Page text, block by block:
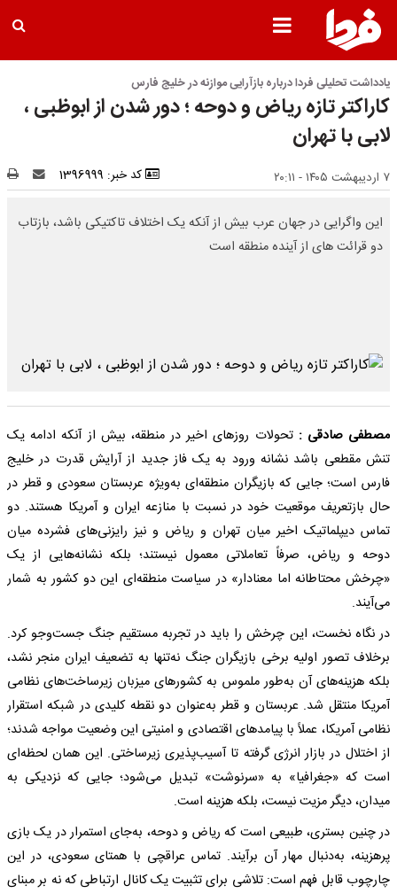
یادداشت تحلیلی فردا درباره بازآرایی موازنه در خلیج فارس
کاراکتر تازه ریاض و دوحه ؛ دور شدن از ابوظبی ،
لابی با تهران
۷ اردیبهشت ۱۴۰۵ - ۲۰:۱۱ کد خبر: 1396999
این واگرایی در جهان عرب بیش از آنکه یک اختلاف تاکتیکی باشد، بازتاب
دو قرائت های از آینده منطقه است
مصطفی صادقی :تحولات روزهای اخیر در منطقه، بیش از آنکه ادامه یک
تنش مقطعی باشد نشانه ورود به یک فاز جدید از آرایش قدرت در خلیج
فارس است؛ جایی که بازیگران منطقه‌ای به‌ویژه عربستان سعودی و قطر در
حال بازتعریف موقعیت خود در نسبت با منازعه ایران و آمریکا هستند. دو
تماس دیپلماتیک اخیر میان تهران و ریاض و نیز رایزنی‌های فشرده میان
دوحه و ریاض، صرفاً تعاملاتی معمول نیستند؛ بلکه نشانه‌هایی از یک
«چرخش محتاطانه اما معنادار» در سیاست منطقه‌ای این دو کشور به شمار
می‌آیند.
در نگاه نخست، این چرخش را باید در تجربه مستقیم جنگ جست‌وجو کرد.
برخلاف تصور اولیه برخی بازیگران جنگ نه‌تنها به تضعیف ایران منجر نشد،
بلکه هزینه‌های آن به‌طور ملموس به کشورهای میزبان زیرساخت‌های نظامی
آمریکا منتقل شد. عربستان و قطر به‌عنوان دو نقطه کلیدی در شبکه استقرار
نظامی آمریکا، عملاً با پیامدهای اقتصادی و امنیتی این وضعیت مواجه شدند؛
از اختلال در بازار انرژی گرفته تا آسیب‌پذیری زیرساختی. این همان لحظه‌ای
است که «جغرافیا» به «سرنوشت» تبدیل می‌شود؛ جایی که نزدیکی به
میدان، دیگر مزیت نیست، بلکه هزینه است.
در چنین بستری، طبیعی است که ریاض و دوحه، به‌جای استمرار در یک بازی
پرهزینه، به‌دنبال مهار آن برآیند. تماس عراقچی با همتای سعودی، در این
چارچوب قابل فهم است: تلاشی برای تثبیت یک کانال ارتباطی که نه بر مبنای